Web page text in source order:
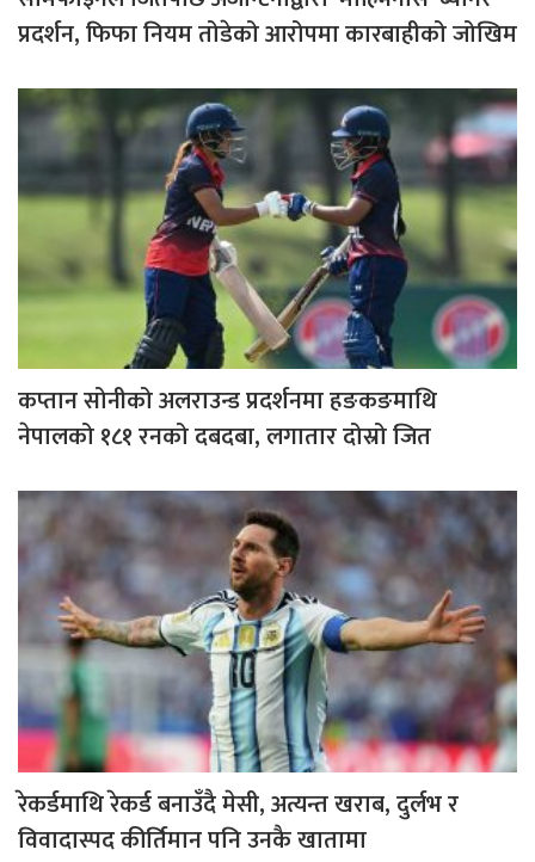
प्रदर्शन, फिफा नियम तोडेको आरोपमा कारबाहीको जोखिम
कप्तान सोनीको अलराउन्ड प्रदर्शनमा हङकङमाथि
नेपालको १८१ रनको दबदबा, लगातार दोस्रो जित
रेकर्डमाथि रेकर्ड बनाउँदै मेसी, अत्यन्त खराब, दुर्लभ र
विवादास्पद कीर्तिमान पनि उनकै खातामा